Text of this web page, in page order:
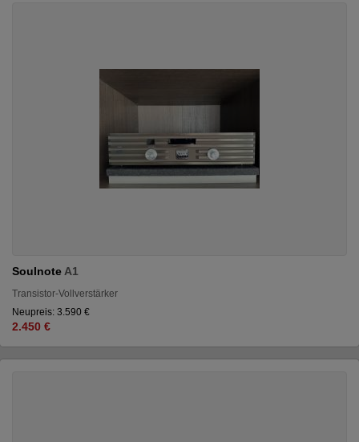
Soulnote A1
Transistor-Vollverstärker
Neupreis: 3.590 €
2.450 €